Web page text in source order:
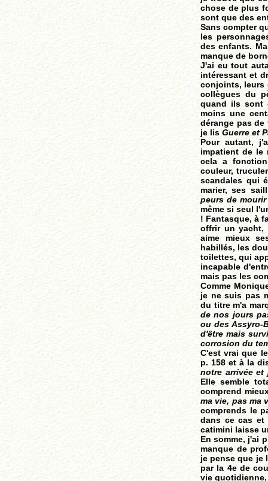
chose de plus
sont que des
Sans compter
les
des enfants.
manque de
J'ai eu tout
intéressant et
conjoints, leurs
collègues du
quand ils sont
moins une
dérange pas de
je lisGuerre et
Pour autant,
impatient de le
cela a
couleur,
scandales qui
marier, ses
peurs de
même si seul
! Fantasque, à
offrir un yacht,
aime mieux
habillés, les
toilettes, qui
incapable
mais pas les
Comme
je ne suis pas
du titre m'a
de nos jours
ou des Assyro-
d'être mais
corrosion du
C'est vrai que
p. 158 et à la
notre arrivée et
Elle semble
comprend
ma vie, pas ma
comprends le
dans ce cas et
catimini laisse
En somme, j'ai
manque de
je pense que je
par la 4e de
vie